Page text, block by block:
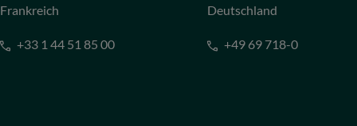
Frankreich
+33 1 44 51 85 00
Deutschland
+49 69 718-0